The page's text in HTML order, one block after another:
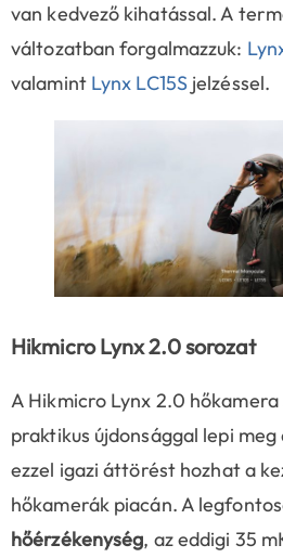
van kedvező kihatással. A
változatban forgalmazzuk:
valamint Lynx LC15Sjelzéssel.
Hikmicro Lynx 2.0 sorozat
A Hikmicro Lynx 2.0
praktikus újdonsággal lepi
ezzel igazi áttörést hozhat a
hőkamerák piacán. A
hőérzékenység, az eddigi 35